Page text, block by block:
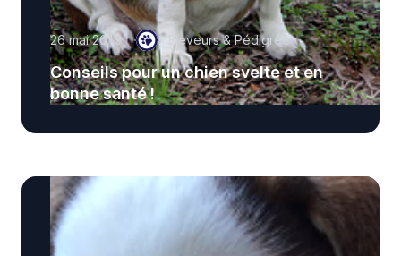
26 mai 2015 Eleveurs & Pédigrée
Conseils pour un chien svelte et en
bonne santé !